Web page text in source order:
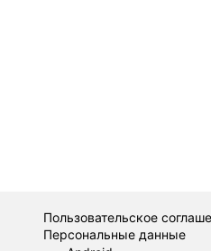
Пользовательское
Персональные данные